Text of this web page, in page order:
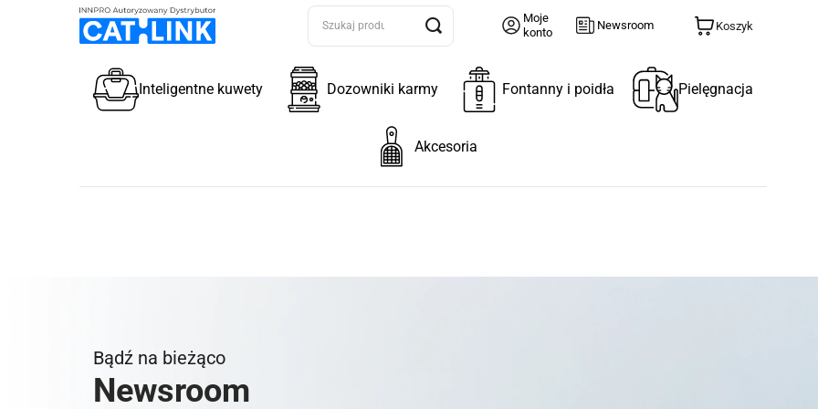
Moje
konto
Newsroom Koszyk
Inteligentne kuwety Dozowniki karmy Fontanny i poidła Pielęgnacja
Akcesoria
Bądź na bieżąco
Newsroom